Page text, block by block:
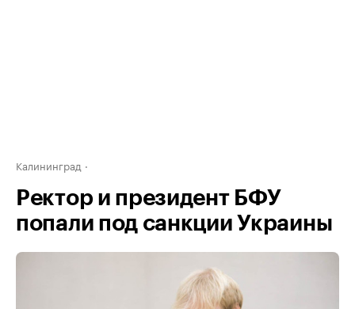
Калининград
Ректор и президент БФУ
попали под санкции Украины